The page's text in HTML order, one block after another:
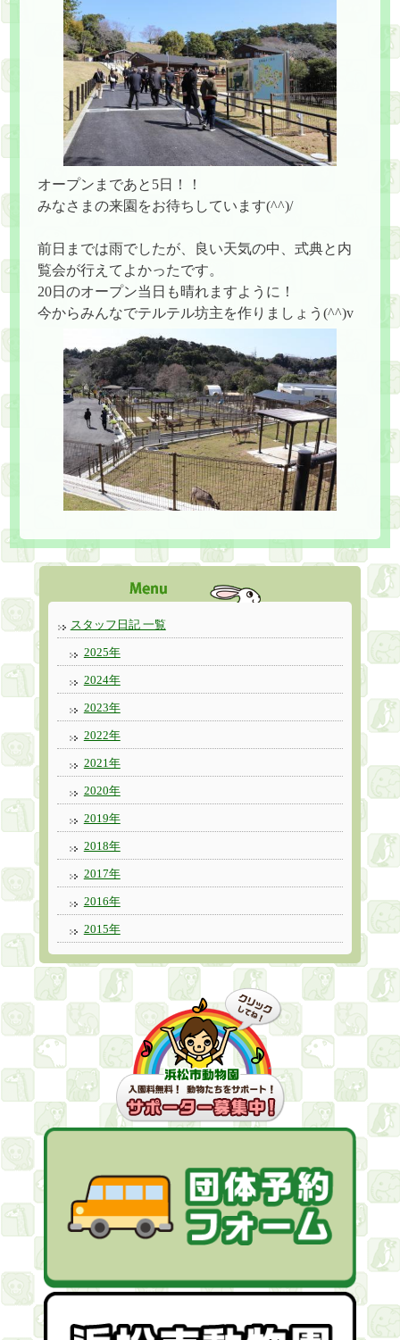
オープンまであと5日！！
みなさまの来園をお待ちしています(^^)/
前日までは雨でしたが、良い天気の中、式典と内
覧会が行えてよかったです。
20日のオープン当日も晴れますように！
今からみんなでテルテル坊主を作りましょう(^^)v
スタッフ日記 一覧
2025年
2024年
2023年
2022年
2021年
2020年
2019年
2018年
2017年
2016年
2015年